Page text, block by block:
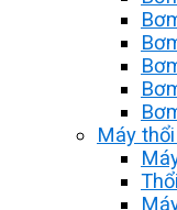
Máy